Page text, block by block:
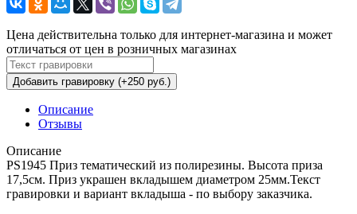
Цена действительна только для интернет-магазина и может
отличаться от цен в розничных магазинах
Добавить гравировку (+250 руб.)
Описание
Отзывы
Описание
PS1945 Приз тематический из полирезины. Высота приза
17,5см. Приз украшен вкладышем диаметром 25мм.Текст
гравировки и вариант вкладыша - по выбору заказчика.